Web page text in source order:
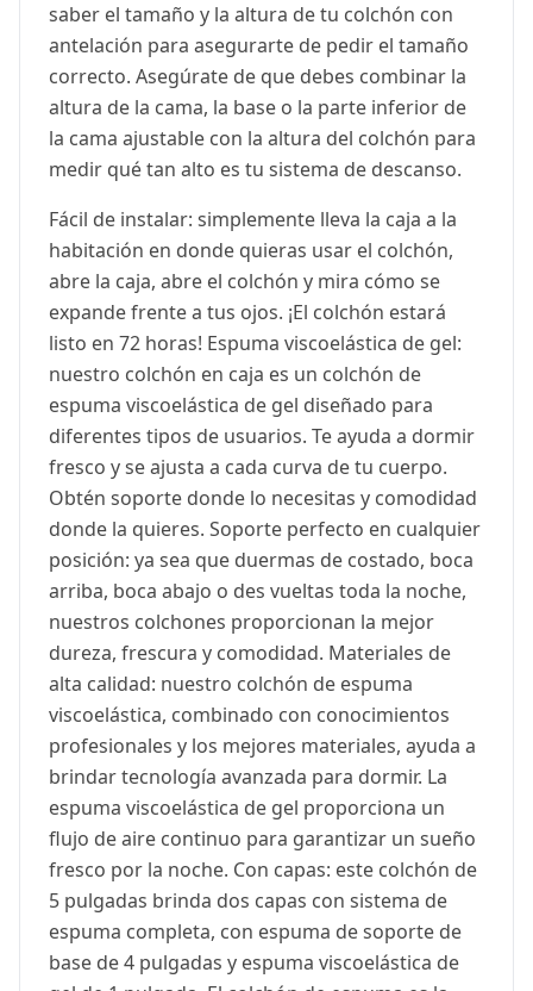
saber el tamaño y la altura de tu colchón con
antelación para asegurarte de pedir el tamaño
correcto. Asegúrate de que debes combinar la
altura de la cama, la base o la parte inferior de
la cama ajustable con la altura del colchón para
medir qué tan alto es tu sistema de descanso.
Fácil de instalar: simplemente lleva la caja a la
habitación en donde quieras usar el colchón,
abre la caja, abre el colchón y mira cómo se
expande frente a tus ojos. ¡El colchón estará
listo en 72 horas! Espuma viscoelástica de gel:
nuestro colchón en caja es un colchón de
espuma viscoelástica de gel diseñado para
diferentes tipos de usuarios. Te ayuda a dormir
fresco y se ajusta a cada curva de tu cuerpo.
Obtén soporte donde lo necesitas y comodidad
donde la quieres. Soporte perfecto en cualquier
posición: ya sea que duermas de costado, boca
arriba, boca abajo o des vueltas toda la noche,
nuestros colchones proporcionan la mejor
dureza, frescura y comodidad. Materiales de
alta calidad: nuestro colchón de espuma
viscoelástica, combinado con conocimientos
profesionales y los mejores materiales, ayuda a
brindar tecnología avanzada para dormir. La
espuma viscoelástica de gel proporciona un
flujo de aire continuo para garantizar un sueño
fresco por la noche. Con capas: este colchón de
5 pulgadas brinda dos capas con sistema de
espuma completa, con espuma de soporte de
base de 4 pulgadas y espuma viscoelástica de